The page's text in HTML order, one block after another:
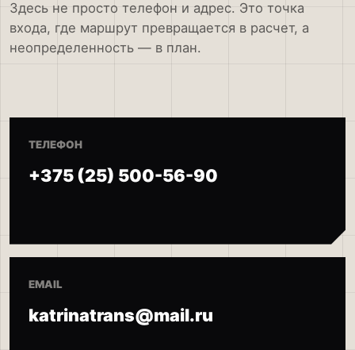
Здесь не просто телефон и адрес. Это точка
входа, где маршрут превращается в расчет, а
неопределенность — в план.
ТЕЛЕФОН
+375 (25) 500-56-90
EMAIL
katrinatrans@mail.ru